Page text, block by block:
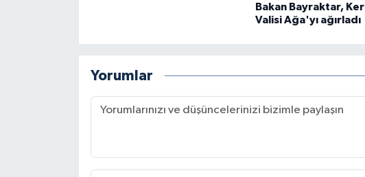
Bakan Bayraktar,
Valisi Ağa'yı ağırladı
Yorumlar